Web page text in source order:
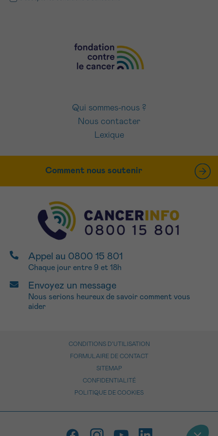
Qui sommes-nous ?
Nous contacter
Lexique
Comment nous soutenir
Appel au 0800 15 801
Chaque jour entre 9 et 18h
Envoyez un message
Nous serions heureux de savoir comment vous
aider
CONDITIONS D’UTILISATION
FORMULAIRE DE CONTACT
SITEMAP
CONFIDENTIALITÉ
POLITIQUE DE COOKIES